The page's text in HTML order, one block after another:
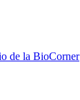
de la BioCorner